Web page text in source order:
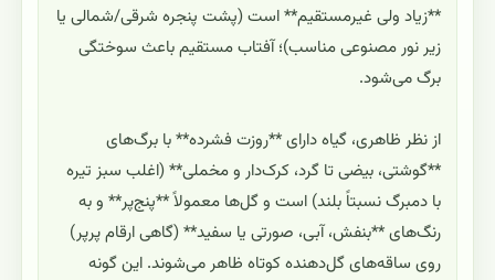
**زیاد ولی غیرمستقیم** است (پشت پنجره شرقی/شمالی یا
زیر نور مصنوعی مناسب)؛ آفتاب مستقیم باعث سوختگی
برگ می‌شود.
از نظر ظاهری، گیاه دارای **روزت فشرده** با برگ‌های
**گوشتی، بیضی تا گرد، کرک‌دار و مخملی** (اغلب سبز تیره
با دمبرگ نسبتاً بلند) است و گل‌ها معمولاً **پنج‌پر** و به
رنگ‌های **بنفش، آبی، صورتی یا سفید** (گاهی ارقام پرپر)
روی ساقه‌های گل‌دهنده کوتاه ظاهر می‌شوند. این گونه